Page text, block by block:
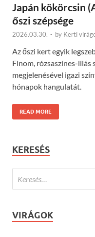
Japán kökörcsin
őszi szépsége
2026.03.30. - by Kerti
Az őszi kert egyik
Finom, rózsaszínes-lilás
megjelenésével igazi
hónapok hangulatát.
READ MORE
KERESÉS
VIRÁGOK